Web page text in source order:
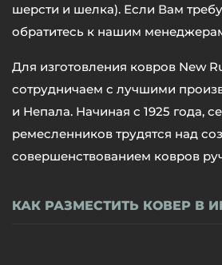
шерсти и шелка). Если Вам
обратитесь к нашим
Для изготовления ковров New
сотрудничаем с лучшими
и Непала. Начиная с 1925 года,
ремесленников трудятся над
совершенствованием ковров
КАК РАЗМЕСТИТЬ КОВЕР В